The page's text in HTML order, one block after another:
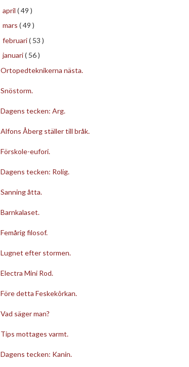
april ( 49 )
mars ( 49 )
februari( 53 )
januari( 56 )
Ortopedteknikerna nästa.
Snöstorm.
Dagens tecken: Arg.
Alfons Åberg ställer till bråk.
Förskole-eufori.
Dagens tecken: Rolig.
Sanning åtta.
Barnkalaset.
Femårig filosof.
Lugnet efter stormen.
Electra Mini Rod.
Före detta Feskekôrkan.
Vad säger man?
Tips mottages varmt.
Dagens tecken: Kanin.